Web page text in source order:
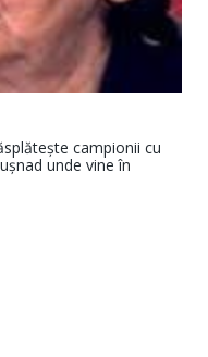
campionii cu
unde vine în